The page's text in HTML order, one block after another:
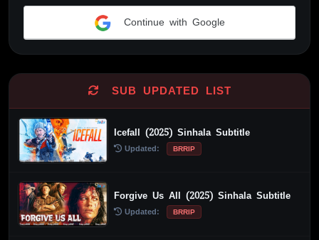
Continue with Google
SUB UPDATED LIST
Icefall (2025) Sinhala Subtitle
Updated: BRRIP
Forgive Us All (2025) Sinhala Subtitle
Updated: BRRIP